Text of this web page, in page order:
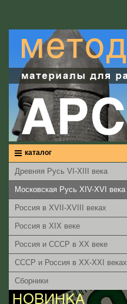
каталог
Древняя Русь VI-XIII века
Московская Русь XIV-XVI века
Россия в XVII-XVIII веках
Россия в XIX веке
Россия и СССР в XX веке
СССР и Россия в XX-XXI веках
Сборники